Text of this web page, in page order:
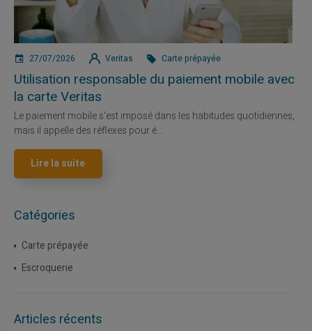
27/07/2026 Veritas Carte prépayée
Utilisation responsable du paiement mobile avec
la carte Veritas
Le paiement mobile s'est imposé dans les habitudes quotidiennes,
mais il appelle des réflexes pour é...
Lire la suite
Catégories
Carte prépayée
Escroquerie
Articles récents